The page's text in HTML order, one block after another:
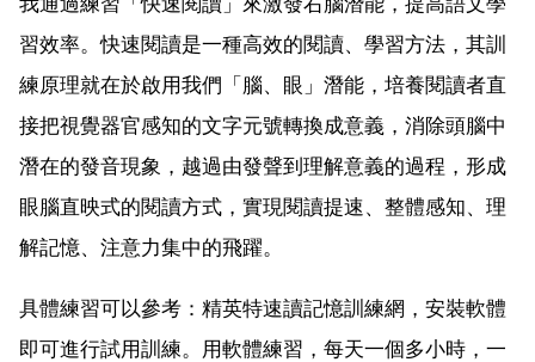
習效率。快速閱讀是一種高效的閱讀、學習方法，其訓
練原理就在於啟用我們「腦、眼」潛能，培養閱讀者直
接把視覺器官感知的文字元號轉換成意義，消除頭腦中
潛在的發音現象，越過由發聲到理解意義的過程，形成
眼腦直映式的閱讀方式，實現閱讀提速、整體感知、理
解記憶、注意力集中的飛躍。
具體練習可以參考：精英特速讀記憶訓練網，安裝軟體
即可進行試用訓練。用軟體練習，每天一個多小時，一